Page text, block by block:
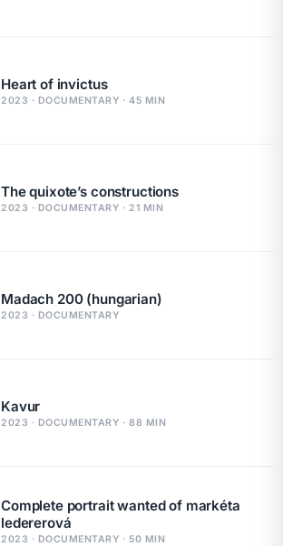
Heart of invictus
2023 · DOCUMENTARY · 45 MIN
The quixote’s constructions
2023 · DOCUMENTARY · 21 MIN
Madach 200 (hungarian)
2023 · DOCUMENTARY
Kavur
2023 · DOCUMENTARY · 88 MIN
Complete portrait wanted of markéta
ledererová
2023 · DOCUMENTARY · 50 MIN